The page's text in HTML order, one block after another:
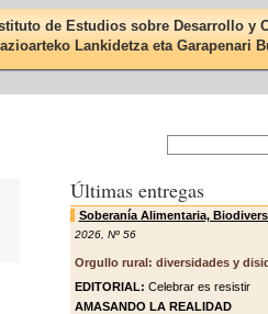
de Estudios sobre Desarrollo y
Lankidetza eta Garapenari
Últimas entregas
Soberanía Alimentaria,
2026, Nº 56
Orgullo rural: diversidades y
EDITORIAL: Celebrar es resistir
AMASANDO LA REALIDAD